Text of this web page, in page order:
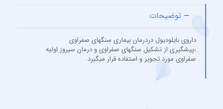
توضیحات
داروی بایلودیول دردرمان بیماری سنگهای صفراوی
،پیشگیری از تشکیل سنگهای صفراوی و درمان سیروز اولیه
صفراوی مورد تجویز و استفاده قرار میگیرد.